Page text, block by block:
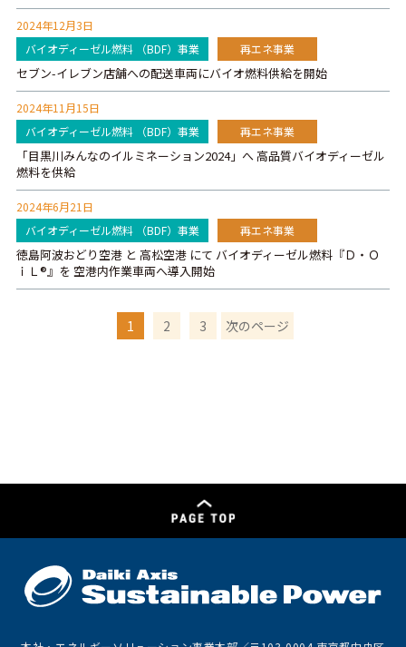
2024年12月3日
バイオディーゼル燃料 （BDF）事業
再エネ事業
セブン-イレブン店舗への配送車両にバイオ燃料供給を開始
2024年11月15日
バイオディーゼル燃料 （BDF）事業
再エネ事業
「目黒川みんなのイルミネーション2024」へ 高品質バイオディーゼル
燃料を供給
2024年6月21日
バイオディーゼル燃料 （BDF）事業
再エネ事業
徳島阿波おどり空港 と 高松空港 にて バイオディーゼル燃料『Ｄ・Ｏ
ｉＬ®』を 空港内作業車両へ導入開始
1 2 3 次のページ